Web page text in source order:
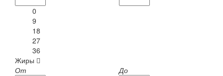
0
9
18
27
36
Жиры
От
До